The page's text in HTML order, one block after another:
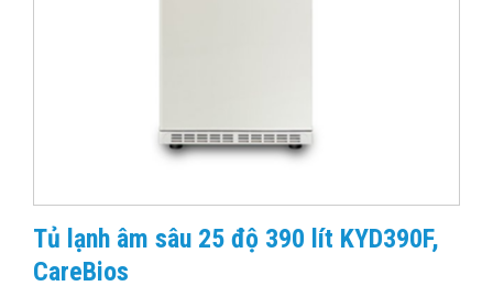
Tủ lạnh âm sâu 25 độ 390 lít KYD390F,
CareBios